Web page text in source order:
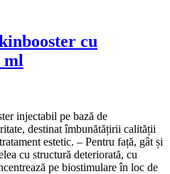
cu
ml
injectabil pe bază de
destinat îmbunătățirii calității
estetic. – Pentru față, gât și
cu structură deteriorată, cu
pe biostimulare în loc de